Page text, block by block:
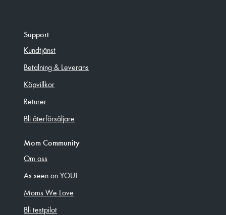
Support
Kundtjänst
Betalning & Leverans
Köpvillkor
Returer
Bli återförsäljare
Mom Community
Om oss
As seen on YOU!
Moms We Love
Bli testpilot